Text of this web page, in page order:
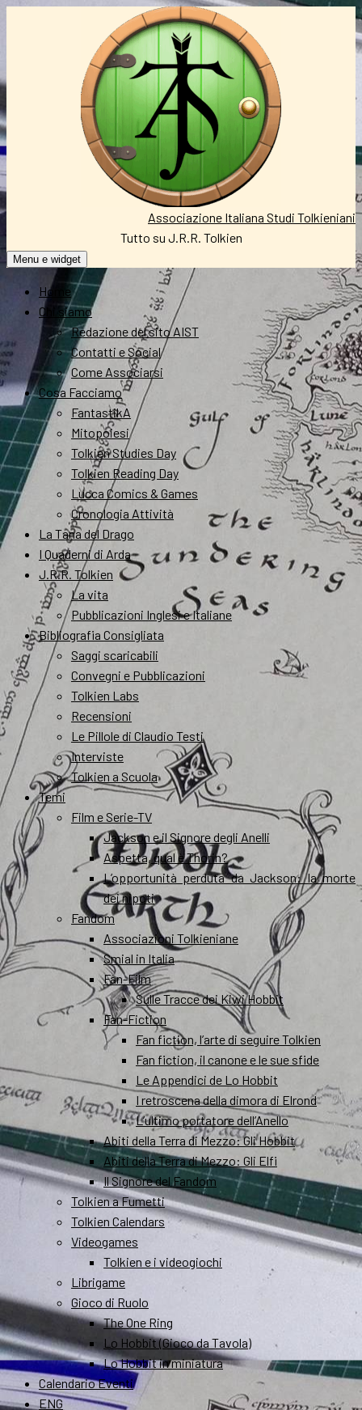
Associazione Italiana Studi Tolkieniani
Tutto su J.R.R. Tolkien
Menu e widget
Home
Chi siamo
Redazione del sito AIST
Contatti e Social
Come Associarsi
Cosa Facciamo
FantastikA
Mitopoiesi
Tolkien Studies Day
Tolkien Reading Day
Lucca Comics & Games
Cronologia Attività
La Tana del Drago
I Quaderni di Arda
J.R.R. Tolkien
La vita
Pubblicazioni Inglesi e Italiane
Bibliografia Consigliata
Saggi scaricabili
Convegni e Pubblicazioni
Tolkien Labs
Recensioni
Le Pillole di Claudio Testi
Interviste
Tolkien a Scuola
Temi
Film e Serie-TV
Jackson e il Signore degli Anelli
Aspetta, qual è Thorin?
L’opportunità perduta da Jackson: la morte
dei nipoti
Fandom
Associazioni Tolkieniane
Smial in Italia
Fan-Film
Sulle Tracce dei Kiwi Hobbit
Fan-Fiction
Fan fiction, l’arte di seguire Tolkien
Fan fiction, il canone e le sue sfide
Le Appendici de Lo Hobbit
I retroscena della dimora di Elrond
L’ultimo portatore dell’Anello
Abiti della Terra di Mezzo: Gli Hobbit
Abiti della Terra di Mezzo: Gli Elfi
Il Signore del Fandom
Tolkien a Fumetti
Tolkien Calendars
Videogames
Tolkien e i videogiochi
Librigame
Gioco di Ruolo
The One Ring
Lo Hobbit (Gioco da Tavola)
Lo Hobbit in miniatura
Calendario Eventi
ENG